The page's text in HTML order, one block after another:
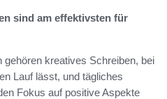
sind am effektivsten für
gehören kreatives Schreiben, bei
Lauf lässt, und tägliches
Fokus auf positive Aspekte